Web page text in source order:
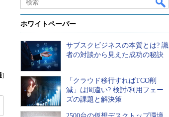
Expert
of IP Network
& Trust
Tools
]
ホワイトペーパー
サブスクビジネスの本質とは? 識
者の対談から見えた成功の秘訣
「クラウド移行すればTCO削
減」は間違い? 検討/利用フェー
ズの課題と解決策